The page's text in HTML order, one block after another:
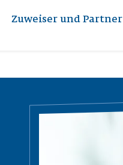
Zuweiser und Partner